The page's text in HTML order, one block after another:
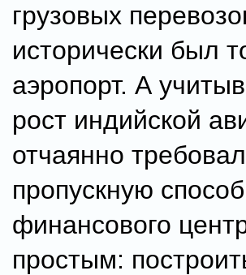
грузовых
исторически был
аэропорт. А
рост индийской
отчаянно
пропускную
финансового
простым: